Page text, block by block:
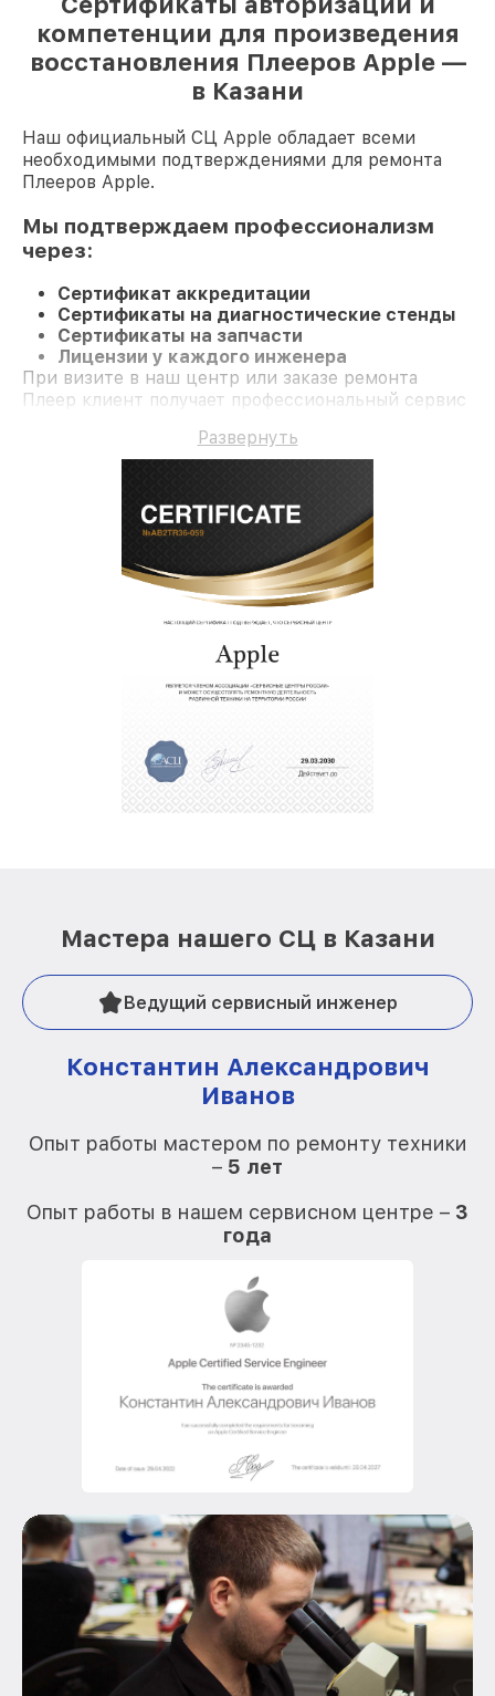
компетенции для произведения
восстановления Плееров Apple —
в Казани
Наш официальный СЦ Apple обладает всеми
необходимыми подтверждениями для ремонта
Плееров Apple.
Мы подтверждаем профессионализм
через:
Сертификат аккредитации
Сертификаты на диагностические стенды
Сертификаты на запчасти
Лицензии у каждого инженера
При визите в наш центр или заказе ремонта
Плеер клиент получает профессиональный сервис
Развернуть
Мастера нашего СЦ в Казани
Ведущий сервисный инженер
Константин Александрович
Иванов
Опыт работы мастером по ремонту техники
– 5 лет
Опыт работы в нашем сервисном центре – 3
года